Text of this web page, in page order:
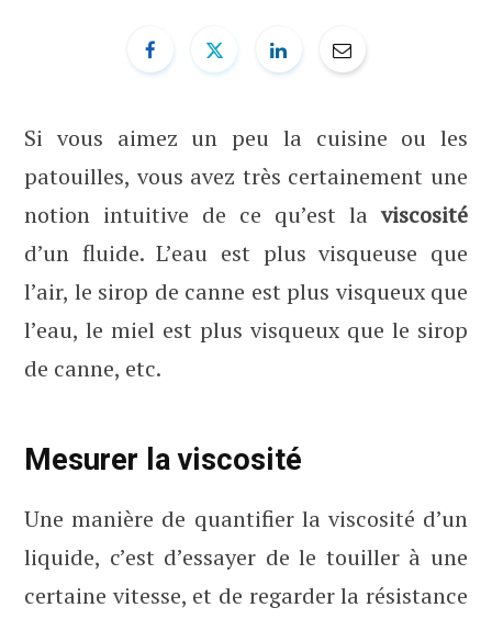
k e
)
n
Si vous aimez un peu la cuisine ou les
patouilles, vous avez très certainement une
notion intuitive de ce qu’est laviscosité
d’un fluide. L’eau est plus visqueuse que
l’air, le sirop de canne est plus visqueux que
l’eau, le miel est plus visqueux que le sirop
de canne, etc.
Mesurer la viscosité
Une manière de quantifier la viscosité d’un
liquide, c’est d’essayer de le touiller à une
certaine vitesse, et de regarder la résistance